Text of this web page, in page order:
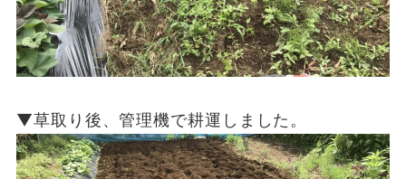
▼草取り後、管理機で耕運しました。